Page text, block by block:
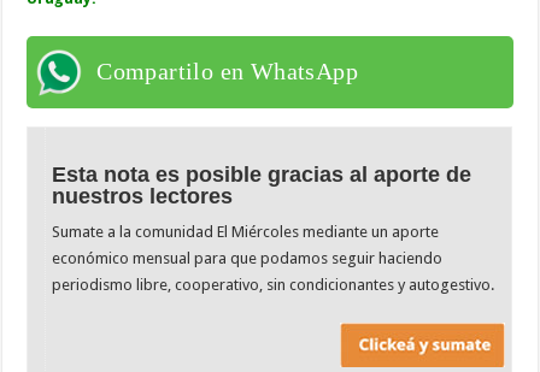
Compartilo en WhatsApp
Esta nota es posible gracias al aporte de
nuestros lectores
Sumate a la comunidad El Miércoles mediante un aporte
económico mensual para que podamos seguir haciendo
periodismo libre, cooperativo, sin condicionantes y autogestivo.